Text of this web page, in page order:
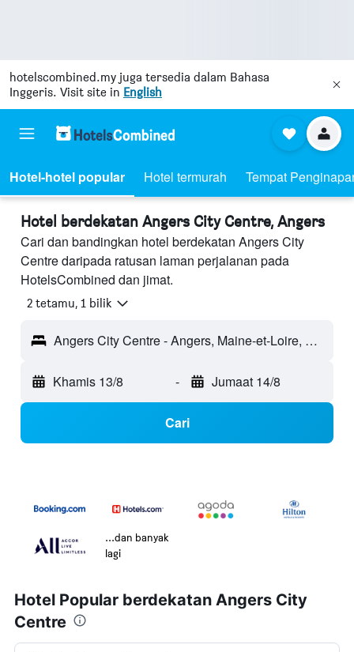
hotelscombined.my juga tersedia dalam Bahasa
Inggeris. Visit site in English
Hotel-hotel popular Hotel termurah Tempat
Hotel berdekatan Angers City Centre, Angers
Cari dan bandingkan hotel berdekatan Angers City
Centre daripada ratusan laman perjalanan pada
HotelsCombined dan jimat.
2 tetamu, 1 bilik
Angers City Centre - Angers, Maine-et-Loire, Perancis
Khamis 13/8 - Jumaat 14/8
Cari
...dan banyak
lagi
Hotel Popular berdekatan Angers City
Centre